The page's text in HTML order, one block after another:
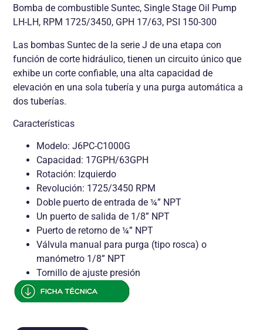
Bomba de combustible Suntec, Single Stage Oil Pump
LH-LH, RPM 1725/3450, GPH 17/63, PSI 150-300
Las bombas Suntec de la serie J de una etapa con
función de corte hidráulico, tienen un circuito único que
exhibe un corte confiable, una alta capacidad de
elevación en una sola tubería y una purga automática a
dos tuberías.
Características
Modelo: J6PC-C1000G
Capacidad: 17GPH/63GPH
Rotación: Izquierdo
Revolución: 1725/3450 RPM
Doble puerto de entrada de ¼” NPT
Un puerto de salida de 1/8” NPT
Puerto de retorno de ¼” NPT
Válvula manual para purga (tipo rosca) o
manómetro 1/8” NPT
Tornillo de ajuste presión